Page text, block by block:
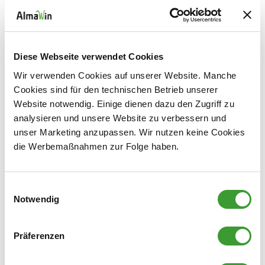
Diese Webseite verwendet Cookies
Wir verwenden Cookies auf unserer Website. Manche
Cookies sind für den technischen Betrieb unserer
Website notwendig. Einige dienen dazu den Zugriff zu
analysieren und unsere Website zu verbessern und
unser Marketing anzupassen. Wir nutzen keine Cookies
die Werbemaßnahmen zur Folge haben.
Notwendig
Präferenzen
es entstehen dann Schlieren.
BAD UND WC REINIGEN
So gehen Profis vor:
Lüften:denn die Feuchtigkeit sollte schnell aus dem Bad oder
WC entweichen.
Bodenabsaugen und Fußmatten draußen ausschütteln oder
absaugen. Wischwasser mit einem Spritzer Haushaltreiniger
Türklinke reinigen und trockenreiben. Mit dem gleichen
Erst grob mit einem Schamm oder Tuch die Flächen feucht